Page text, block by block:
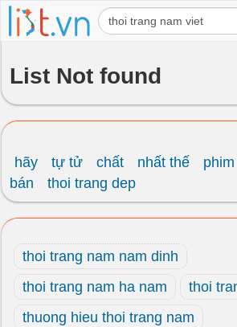
List Not found
hãy tự tử chất nhất thế phim
bán
thoi trang dep
thoi trang nam nam dinh
thoi trang nam ha nam
thoi
thuong hieu thoi trang nam